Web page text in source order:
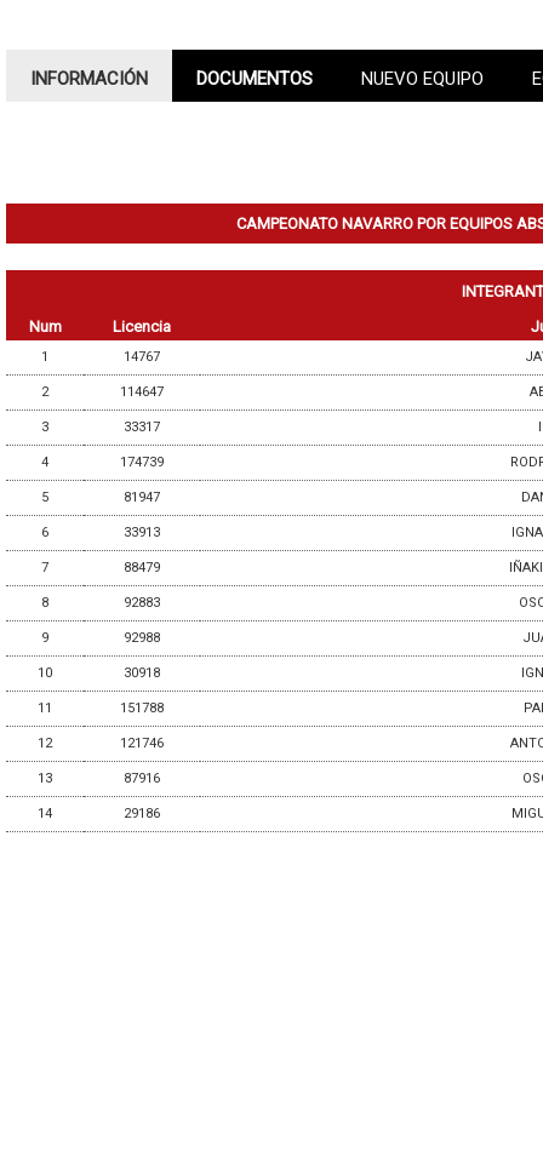
INFORMACIÓN DOCUMENTOS NUEVO EQUIPO
CAMPEONATO NAVARRO POR EQUIPOS
Num
Licencia
1 14767
2 114647
3 33317
4 174739
5 81947
6 33913
7 88479
8 92883
9 92988
10 30918
11 151788
12 121746
13 87916
14 29186